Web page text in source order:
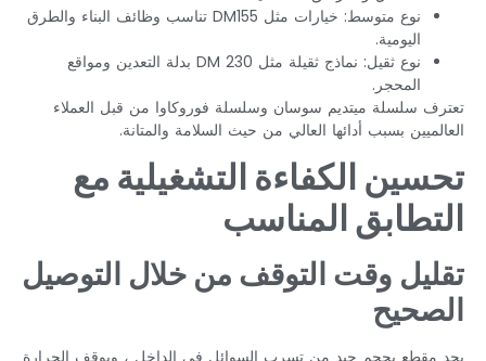
نوع متوسط: خيارات مثل DM155 تناسب وظائف البناء والطرق
اليومية.
نوع ثقيل: نماذج ثقيلة مثل DM 230 بدلة التعدين ومواقع
المحجر.
تعترف سلسلة ميتديم سوسان وسلسلة فوروكاوا من قبل العملاء
العالميين بسبب أدائها العالي من حيث السلامة والمتانة.
تحسين الكفاءة التشغيلية مع
التطابق المناسب
تقليل وقت التوقف من خلال التوصيل
الصحيح
يحد مقطع بحجم جيد من تسرب السوائل في الداخل ، ويوقف الحرارة